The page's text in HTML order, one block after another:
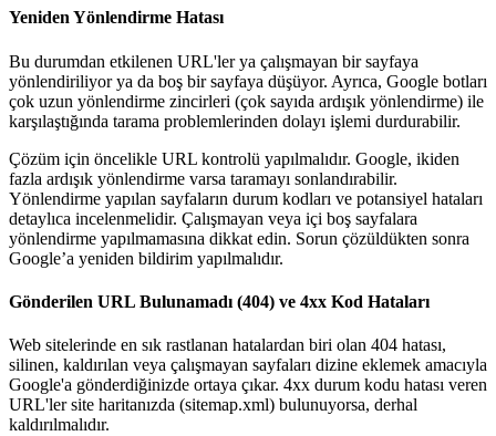
Yeniden Yönlendirme Hatası
Bu durumdan etkilenen URL'ler ya çalışmayan bir sayfaya
yönlendiriliyor ya da boş bir sayfaya düşüyor. Ayrıca, Google botları
çok uzun yönlendirme zincirleri (çok sayıda ardışık yönlendirme) ile
karşılaştığında tarama problemlerinden dolayı işlemi durdurabilir.
Çözüm için öncelikle URL kontrolü yapılmalıdır. Google, ikiden
fazla ardışık yönlendirme varsa taramayı sonlandırabilir.
Yönlendirme yapılan sayfaların durum kodları ve potansiyel hataları
detaylıca incelenmelidir. Çalışmayan veya içi boş sayfalara
yönlendirme yapılmamasına dikkat edin. Sorun çözüldükten sonra
Google’a yeniden bildirim yapılmalıdır.
Gönderilen URL Bulunamadı (404) ve 4xx Kod Hataları
Web sitelerinde en sık rastlanan hatalardan biri olan 404 hatası,
silinen, kaldırılan veya çalışmayan sayfaları dizine eklemek amacıyla
Google'a gönderdiğinizde ortaya çıkar. 4xx durum kodu hatası veren
URL'ler site haritanızda (sitemap.xml) bulunuyorsa, derhal
kaldırılmalıdır.